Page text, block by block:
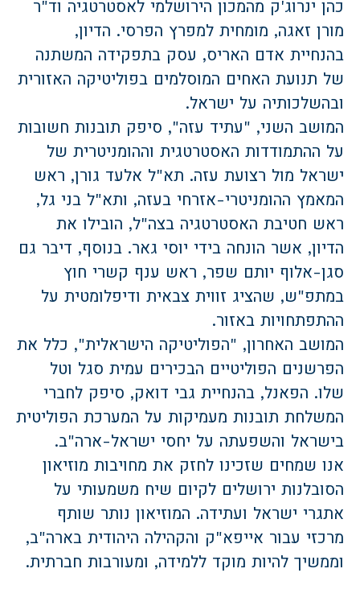
כהן ינרוג'ק מהמכון הירושלמי לאסטרטגיה וד"ר
מורן זאגה, מומחית למפרץ הפרסי. הדיון,
בהנחיית אדם האריס, עסק בתפקידה המשתנה
של תנועת האחים המוסלמים בפוליטיקה האזורית
ובהשלכותיה על ישראל.
המושב השני, "עתיד עזה", סיפק תובנות חשובות
על ההתמודדות האסטרטגית וההומניטרית של
ישראל מול רצועת עזה. תא"ל אלעד גורן, ראש
המאמץ ההומניטרי-אזרחי בעזה, ותא"ל בני גל,
ראש חטיבת האסטרטגיה בצה"ל, הובילו את
הדיון, אשר הונחה בידי יוסי גאר. בנוסף, דיבר גם
סגן-אלוף יותם שפר, ראש ענף קשרי חוץ
במתפ"ש, שהציג זווית צבאית ודיפלומטית על
ההתפתחויות באזור.
המושב האחרון, "הפוליטיקה הישראלית", כלל את
הפרשנים הפוליטיים הבכירים עמית סגל וטל
שלו. הפאנל, בהנחיית גבי דואק, סיפק לחברי
המשלחת תובנות מעמיקות על המערכת הפוליטית
בישראל והשפעתה על יחסי ישראל-ארה"ב.
אנו שמחים שזכינו לחזק את מחויבות מוזיאון
הסובלנות ירושלים לקיום שיח משמעותי על
אתגרי ישראל ועתידה. המוזיאון נותר שותף
מרכזי עבור אייפא"ק והקהילה היהודית בארה"ב,
וממשיך להיות מוקד ללמידה, ומעורבות חברתית.